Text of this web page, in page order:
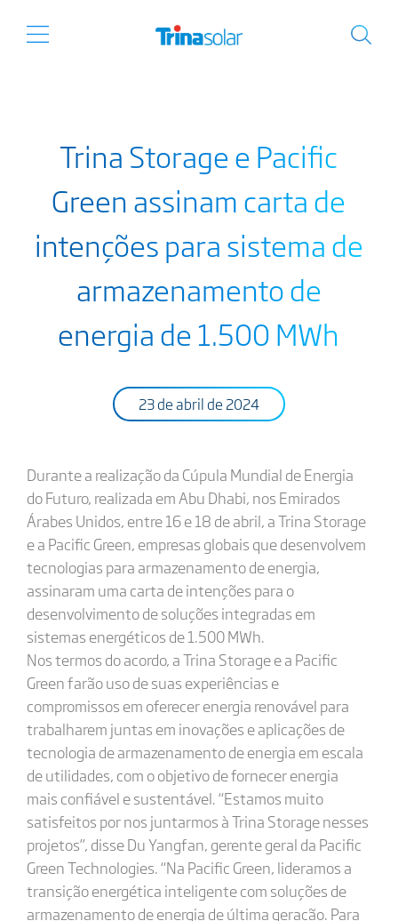
Trina Storage e Pacific
Green assinam carta de
intenções para sistema de
armazenamento de
energia de 1.500 MWh
23 de abril de 2024
Durante a realização da Cúpula Mundial de Energia
do Futuro, realizada em Abu Dhabi, nos Emirados
Árabes Unidos, entre 16 e 18 de abril, a Trina Storage
e a Pacific Green, empresas globais que desenvolvem
tecnologias para armazenamento de energia,
assinaram uma carta de intenções para o
desenvolvimento de soluções integradas em
sistemas energéticos de 1.500 MWh.
Nos termos do acordo, a Trina Storage e a Pacific
Green farão uso de suas experiências e
compromissos em oferecer energia renovável para
trabalharem juntas em inovações e aplicações de
tecnologia de armazenamento de energia em escala
de utilidades, com o objetivo de fornecer energia
mais confiável e sustentável. “Estamos muito
satisfeitos por nos juntarmos à Trina Storage nesses
projetos”, disse Du Yangfan, gerente geral da Pacific
Green Technologies. “Na Pacific Green, lideramos a
transição energética inteligente com soluções de
armazenamento de energia de última geração. Para